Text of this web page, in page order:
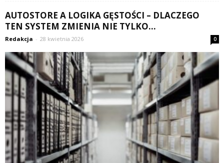
AUTOSTORE A LOGIKA GĘSTOŚCI – DLACZEGO
TEN SYSTEM ZMIENIA NIE TYLKO...
Redakcja - 28 kwietnia 2026 0